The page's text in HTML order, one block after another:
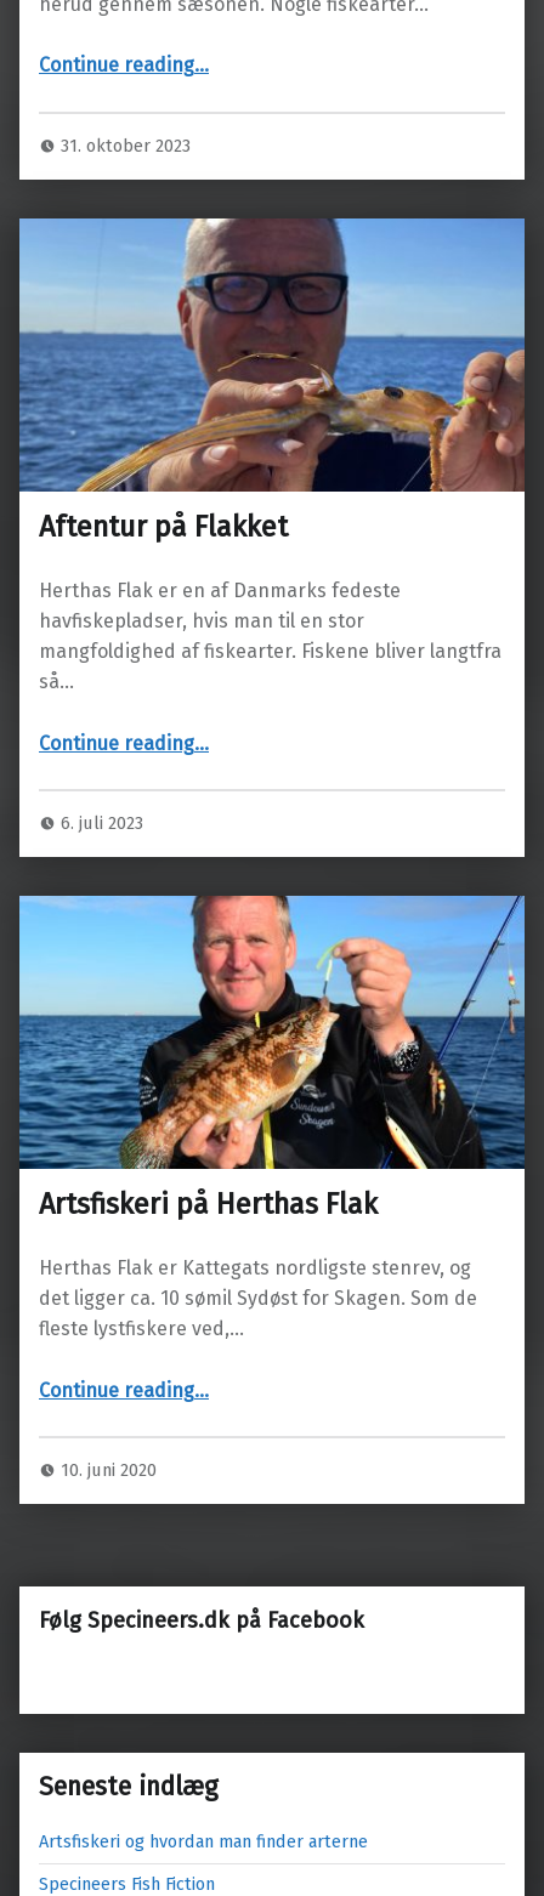
Continue reading
“Efterårstur til Herthas Flak”
…
31. oktober 2023
Aftentur på Flakket
Herthas Flak er en af Danmarks fedeste
havfiskepladser, hvis man til en stor
mangfoldighed af fiskearter. Fiskene bliver langtfra
så…
Continue reading…
6. juli 2023
Artsfiskeri på Herthas Flak
Herthas Flak er Kattegats nordligste stenrev, og
det ligger ca. 10 sømil Sydøst for Skagen. Som de
fleste lystfiskere ved,…
Continue reading…
10. juni 2020
Følg Specineers.dk på Facebook
Seneste indlæg
Artsfiskeri og hvordan man finder arterne
Specineers Fish Fiction